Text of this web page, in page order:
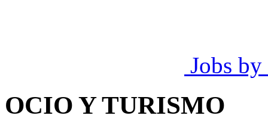
Jobs by
OCIO Y TURISMO